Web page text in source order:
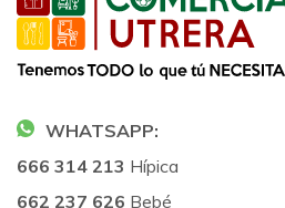
WHATSAPP:
666 314 213 Hípica
662 237 626 Bebé